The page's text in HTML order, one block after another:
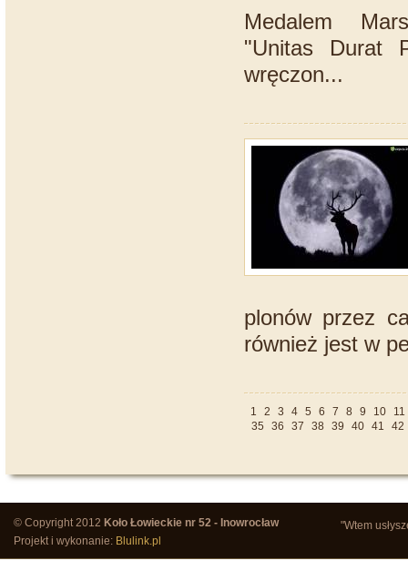
Medalem
"Unitas Durat
wręczon...
plonów przez
również jest w
1 2 3 4 5 6 7 8 9 10
11
35
36 37 38 39 40 41 42
"Wtem
© Copyright 2012 Koło Łowieckie nr 52 - Inowrocław
Projekt i wykonanie: Blulink.pl